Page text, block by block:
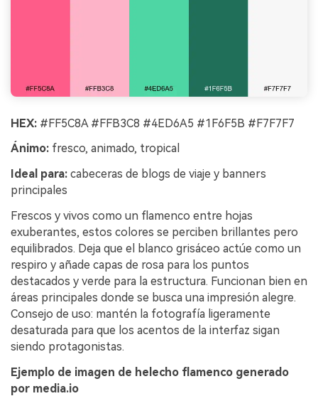
HEX: #FF5C8A #FFB3C8 #4ED6A5 #1F6F5B #F7F7F7
Ánimo: fresco, animado, tropical
Ideal para: cabeceras de blogs de viaje y banners
principales
Frescos y vivos como un flamenco entre hojas
exuberantes, estos colores se perciben brillantes pero
equilibrados. Deja que el blanco grisáceo actúe como un
respiro y añade capas de rosa para los puntos
destacados y verde para la estructura. Funcionan bien en
áreas principales donde se busca una impresión alegre.
Consejo de uso: mantén la fotografía ligeramente
desaturada para que los acentos de la interfaz sigan
siendo protagonistas.
Ejemplo de imagen de helecho flamenco generado
por media.io